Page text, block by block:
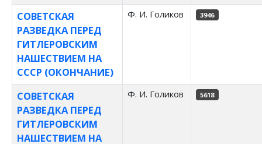
СОВЕТСКАЯ
РАЗВЕДКА ПЕРЕД
ГИТЛЕРОВСКИМ
НАШЕСТВИЕМ НА
СССР (ОКОНЧАНИЕ)
Ф. И. Голиков 3946
СОВЕТСКАЯ
РАЗВЕДКА ПЕРЕД
ГИТЛЕРОВСКИМ
НАШЕСТВИЕМ НА
Ф. И. Голиков 5618